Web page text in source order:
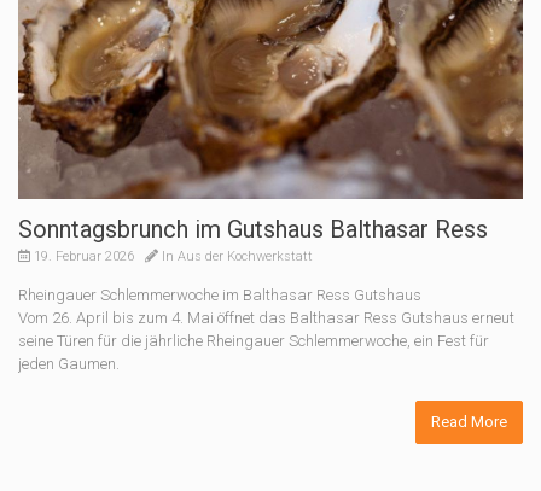
Sonntagsbrunch im Gutshaus Balthasar Ress
19. Februar 2026 In Aus der Kochwerkstatt
Rheingauer Schlemmerwoche im Balthasar Ress Gutshaus
Vom 26. April bis zum 4. Mai öffnet das Balthasar Ress Gutshaus erneut
seine Türen für die jährliche Rheingauer Schlemmerwoche, ein Fest für
jeden Gaumen.
Read More